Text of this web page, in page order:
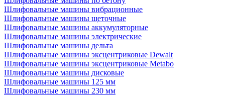
Шлифовальные машины вибрационные
Шлифовальные машины щеточные
Шлифовальные машины аккумуляторные
Шлифовальные машины электрические
Шлифовальные машины дельта
Шлифовальные машины эксцентриковые Dewalt
Шлифовальные машины эксцентриковые Metabo
Шлифовальные машины дисковые
Шлифовальные машины 125 мм
Шлифовальные машины 230 мм